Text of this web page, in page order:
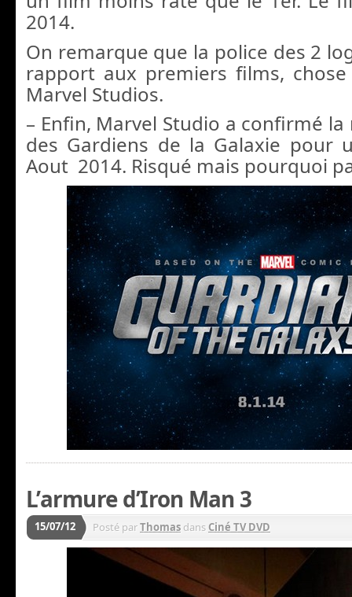
2014.
On remarque que la police des 2
rapport aux premiers films, chose
Marvel Studios.
– Enfin, Marvel Studio a confirmé
des Gardiens de la Galaxie pour
Aout 2014. Risqué mais pourquoi
L’armure d’Iron Man 3
15/07/12 Posté parThomas dans Ciné TV DVD